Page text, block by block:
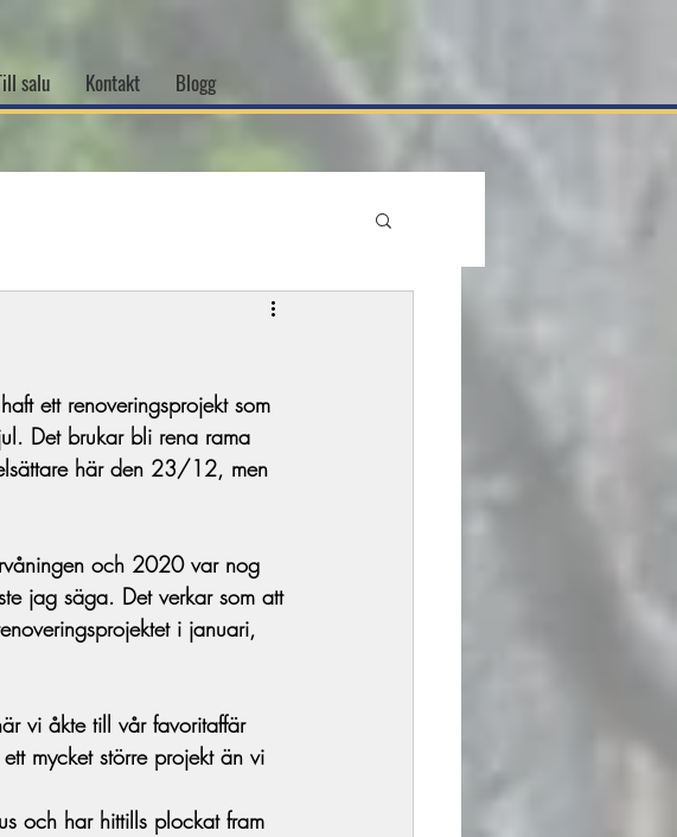
salu Kontakt Blogg
ett renoveringsprojekt som
Det brukar bli rena rama
här den 23/12, men
och 2020 var nog
jag säga. Det verkar som att
i januari,
vi åkte till vår favoritaffär
mycket större projekt än vi
och har hittills plockat fram